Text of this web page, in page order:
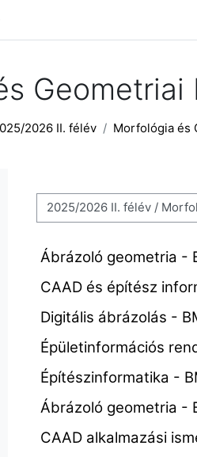
Geometriai
2026 II. félév Morfológia és
Ábrázoló geometria -
CAAD és építész
Digitális ábrázolás -
Épületinformációs
Építészinformatika -
Ábrázoló geometria -
CAAD alkalmazási